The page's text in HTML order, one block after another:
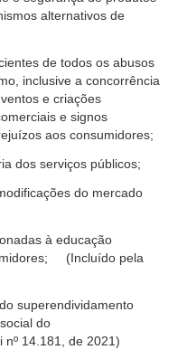
alternativos de
de todos os abusos
inclusive a concorrência
e criações
e signos
aos consumidores;
dos serviços públicos;
do mercado
à educação
(Incluído pela
superendividamento
do
14.181, de 2021)